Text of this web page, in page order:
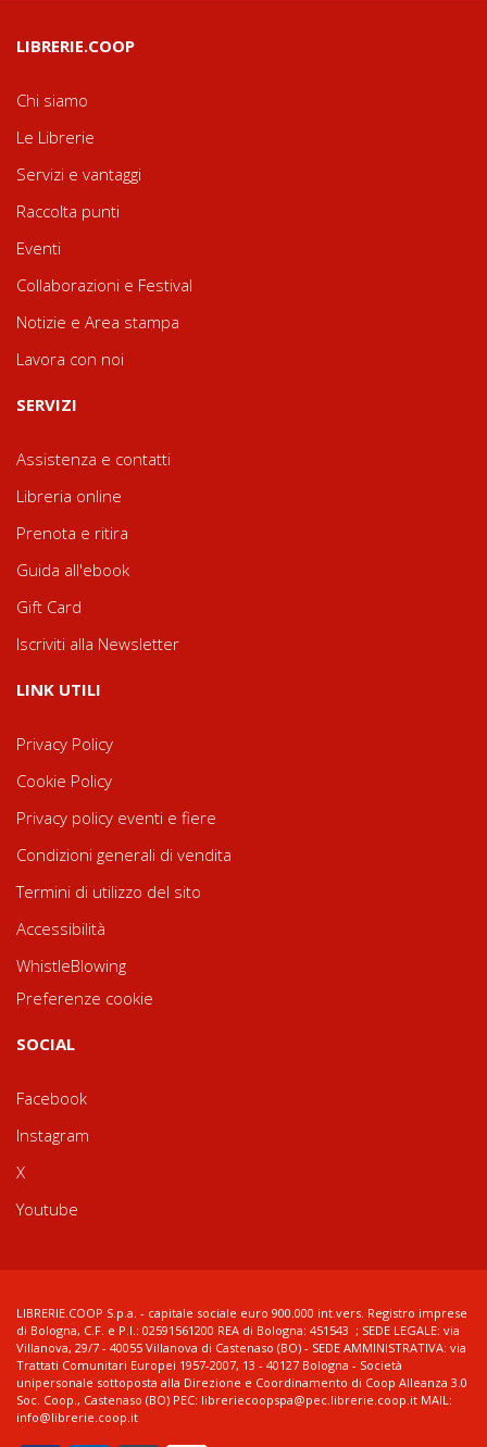
LIBRERIE.COOP
Chi siamo
Le Librerie
Servizi e vantaggi
Raccolta punti
Eventi
Collaborazioni e Festival
Notizie e Area stampa
Lavora con noi
SERVIZI
Assistenza e contatti
Libreria online
Prenota e ritira
Guida all'ebook
Gift Card
Iscriviti alla Newsletter
LINK UTILI
Privacy Policy
Cookie Policy
Privacy policy eventi e fiere
Condizioni generali di vendita
Termini di utilizzo del sito
Accessibilità
WhistleBlowing
Preferenze cookie
SOCIAL
Facebook
Instagram
X
Youtube
LIBRERIE.COOP S.p.a. - capitale sociale euro 900.000 int.vers. Registro imprese
di Bologna, C.F. e P.I.: 02591561200 REA di Bologna: 451543 ; SEDE LEGALE: via
Villanova, 29/7 - 40055 Villanova di Castenaso (BO) - SEDE AMMINISTRATIVA: via
Trattati Comunitari Europei 1957-2007, 13 - 40127 Bologna - Società
unipersonale sottoposta alla Direzione e Coordinamento di Coop Alleanza 3.0
Soc. Coop., Castenaso (BO) PEC: libreriecoopspa@pec.librerie.coop.it MAIL:
info@librerie.coop.it